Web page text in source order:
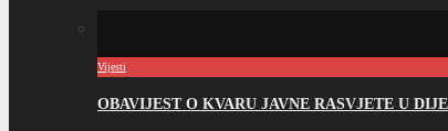
Vijesti
OBAVIJEST O KVARU JAVNE RASVJETE U